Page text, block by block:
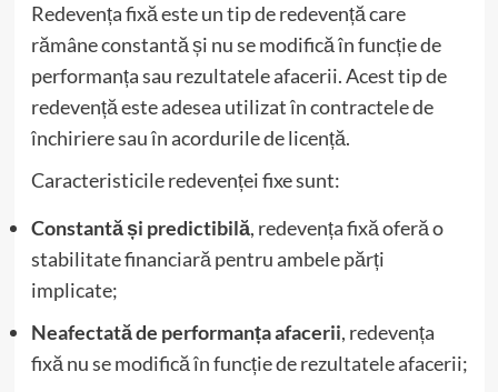
Redevența fixă este un tip de redevență care
rămâne constantă și nu se modifică în funcție de
performanța sau rezultatele afacerii. Acest tip de
redevență este adesea utilizat în contractele de
închiriere sau în acordurile de licență.
Caracteristicile redevenței fixe sunt:
Constantă și predictibilă, redevența fixă oferă o
stabilitate financiară pentru ambele părți
implicate;
Neafectată de performanța afacerii, redevența
fixă nu se modifică în funcție de rezultatele afacerii;